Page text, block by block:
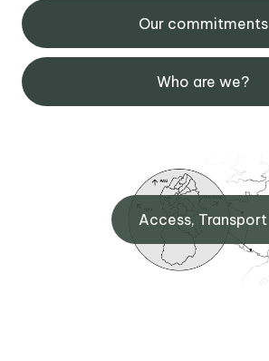
Our commitments
Who are we?
Access, Transport